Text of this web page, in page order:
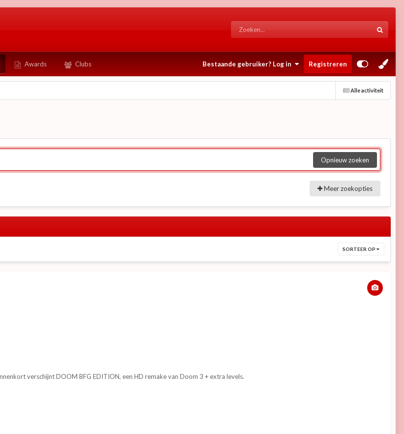
Awards Clubs Bestaande gebruiker? Log in Registreren
Alle activiteit
Opnieuw zoeken
Meer zoekopties
SORTEER OP
verschijnt DOOM BFG EDITION, een HD remake van Doom 3 + extra levels.